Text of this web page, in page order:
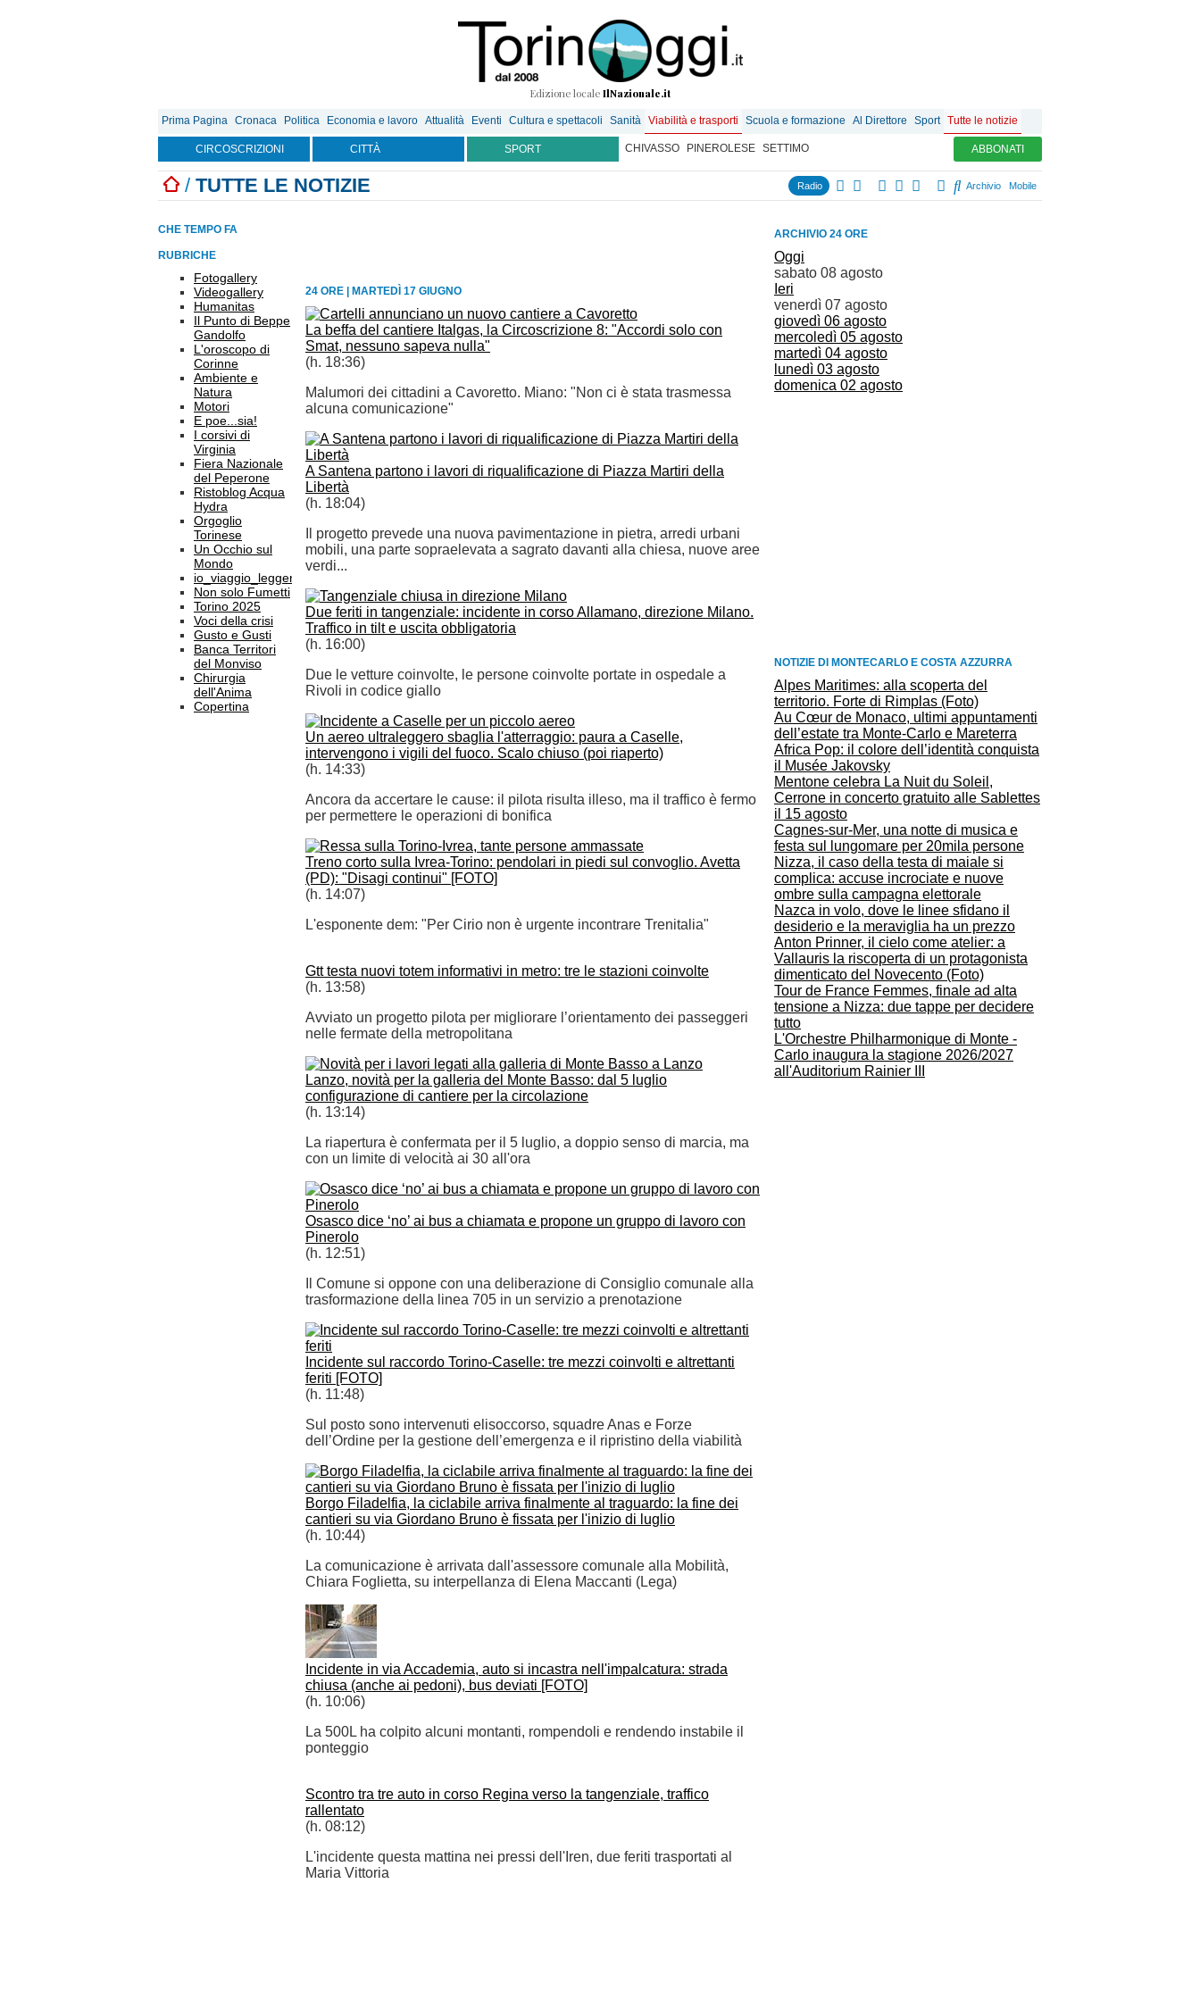
Edizione locale IlNazionale.it
Prima Pagina Cronaca Politica Economia e lavoro Attualità Eventi Cultura e spettacoli Sanità Viabilità e trasporti Scuola e formazione Al Direttore Sport Tutte le notizie
CIRCOSCRIZIONI CITTÀ SPORT CHIVASSO PINEROLESE SETTIMO ABBONATI
/ TUTTE LE NOTIZIE Radio Archivio Mobile
ARCHIVIO 24 ORE
Oggi
sabato 08 agosto
Ieri
venerdì 07 agosto
giovedì 06 agosto
mercoledì 05 agosto
martedì 04 agosto
lunedì 03 agosto
domenica 02 agosto
NOTIZIE DI MONTECARLO E COSTA AZZURRA
Alpes Maritimes: alla scoperta del
territorio. Forte di Rimplas (Foto)
Au Cœur de Monaco, ultimi appuntamenti
dell’estate tra Monte-Carlo e Mareterra
Africa Pop: il colore dell’identità conquista
il Musée Jakovsky
Mentone celebra La Nuit du Soleil,
Cerrone in concerto gratuito alle Sablettes
il 15 agosto
Cagnes-sur-Mer, una notte di musica e
festa sul lungomare per 20mila persone
Nizza, il caso della testa di maiale si
complica: accuse incrociate e nuove
ombre sulla campagna elettorale
Nazca in volo, dove le linee sfidano il
desiderio e la meraviglia ha un prezzo
Anton Prinner, il cielo come atelier: a
Vallauris la riscoperta di un protagonista
dimenticato del Novecento (Foto)
Tour de France Femmes, finale ad alta
tensione a Nizza: due tappe per decidere
tutto
L'Orchestre Philharmonique di Monte -
Carlo inaugura la stagione 2026/2027
all'Auditorium Rainier III
CHE TEMPO FA
RUBRICHE
Fotogallery
Videogallery
Humanitas
Il Punto di Beppe
Gandolfo
L'oroscopo di
Corinne
Ambiente e
Natura
Motori
E poe...sia!
I corsivi di
Virginia
Fiera Nazionale
del Peperone
Ristoblog Acqua
Hydra
Orgoglio
Torinese
Un Occhio sul
Mondo
io_viaggio_leggero
Non solo Fumetti
Torino 2025
Voci della crisi
Gusto e Gusti
Banca Territori
del Monviso
Chirurgia
dell'Anima
Copertina
24 ORE MARTEDÌ 17 GIUGNO
La beffa del cantiere Italgas, la Circoscrizione 8: "Accordi solo con
Smat, nessuno sapeva nulla"
(h. 18:36)
Malumori dei cittadini a Cavoretto. Miano: "Non ci è stata trasmessa
alcuna comunicazione"
A Santena partono i lavori di riqualificazione di Piazza Martiri della
Libertà
(h. 18:04)
Il progetto prevede una nuova pavimentazione in pietra, arredi urbani
mobili, una parte sopraelevata a sagrato davanti alla chiesa, nuove aree
verdi...
Due feriti in tangenziale: incidente in corso Allamano, direzione Milano.
Traffico in tilt e uscita obbligatoria
(h. 16:00)
Due le vetture coinvolte, le persone coinvolte portate in ospedale a
Rivoli in codice giallo
Un aereo ultraleggero sbaglia l'atterraggio: paura a Caselle,
intervengono i vigili del fuoco. Scalo chiuso (poi riaperto)
(h. 14:33)
Ancora da accertare le cause: il pilota risulta illeso, ma il traffico è fermo
per permettere le operazioni di bonifica
Treno corto sulla Ivrea-Torino: pendolari in piedi sul convoglio. Avetta
(PD): "Disagi continui" [FOTO]
(h. 14:07)
L'esponente dem: "Per Cirio non è urgente incontrare Trenitalia"
Gtt testa nuovi totem informativi in metro: tre le stazioni coinvolte
(h. 13:58)
Avviato un progetto pilota per migliorare l’orientamento dei passeggeri
nelle fermate della metropolitana
Lanzo, novità per la galleria del Monte Basso: dal 5 luglio
configurazione di cantiere per la circolazione
(h. 13:14)
La riapertura è confermata per il 5 luglio, a doppio senso di marcia, ma
con un limite di velocità ai 30 all'ora
Osasco dice ‘no’ ai bus a chiamata e propone un gruppo di lavoro con
Pinerolo
(h. 12:51)
Il Comune si oppone con una deliberazione di Consiglio comunale alla
trasformazione della linea 705 in un servizio a prenotazione
Incidente sul raccordo Torino-Caselle: tre mezzi coinvolti e altrettanti
feriti [FOTO]
(h. 11:48)
Sul posto sono intervenuti elisoccorso, squadre Anas e Forze
dell’Ordine per la gestione dell’emergenza e il ripristino della viabilità
Borgo Filadelfia, la ciclabile arriva finalmente al traguardo: la fine dei
cantieri su via Giordano Bruno è fissata per l'inizio di luglio
(h. 10:44)
La comunicazione è arrivata dall'assessore comunale alla Mobilità,
Chiara Foglietta, su interpellanza di Elena Maccanti (Lega)
Incidente in via Accademia, auto si incastra nell'impalcatura: strada
chiusa (anche ai pedoni), bus deviati [FOTO]
(h. 10:06)
La 500L ha colpito alcuni montanti, rompendoli e rendendo instabile il
ponteggio
Scontro tra tre auto in corso Regina verso la tangenziale, traffico
rallentato
(h. 08:12)
L'incidente questa mattina nei pressi dell'Iren, due feriti trasportati al
Maria Vittoria